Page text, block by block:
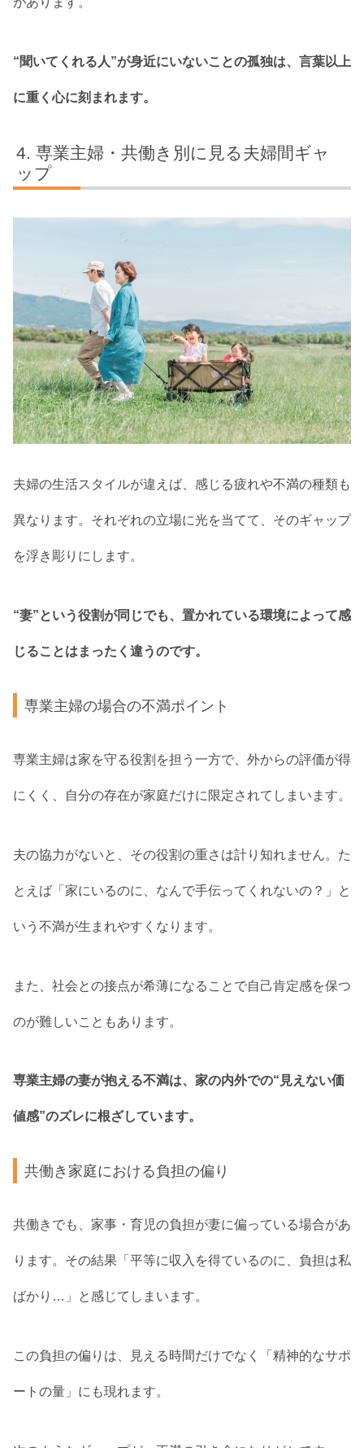
“聞いてくれる人”が身近にいないことの孤独は、言葉以上
に重く心に刻まれます。
専業主婦・共働き別に見る夫婦間ギャ
ップ
夫婦の生活スタイルが違えば、感じる疲れや不満の種類も
異なります。それぞれの立場に光を当てて、そのギャップ
を浮き彫りにします。
“妻”という役割が同じでも、置かれている環境によって感
じることはまったく違うのです。
専業主婦の場合の不満ポイント
専業主婦は家を守る役割を担う一方で、外からの評価が得
にくく、自分の存在が家庭だけに限定されてしまいます。
夫の協力がないと、その役割の重さは計り知れません。た
とえば「家にいるのに、なんで手伝ってくれないの？」と
いう不満が生まれやすくなります。
また、社会との接点が希薄になることで自己肯定感を保つ
のが難しいこともあります。
専業主婦の妻が抱える不満は、家の内外での“見えない価
値感”のズレに根ざしています。
共働き家庭における負担の偏り
共働きでも、家事・育児の負担が妻に偏っている場合があ
ります。その結果「平等に収入を得ているのに、負担は私
ばかり…」と感じてしまいます。
この負担の偏りは、見える時間だけでなく「精神的なサポ
ートの量」にも現れます。